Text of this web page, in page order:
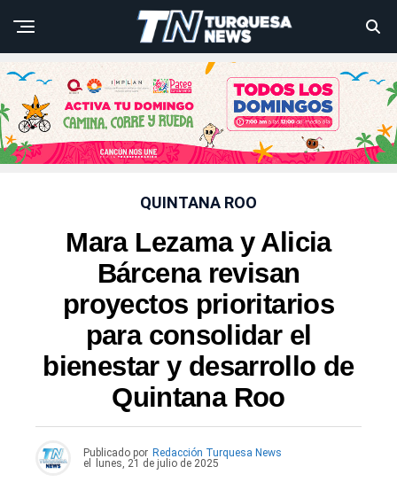
QUINTANA ROO
Mara Lezama y Alicia
Bárcena revisan
proyectos prioritarios
para consolidar el
bienestar y desarrollo de
Quintana Roo
Publicado por Redacción Turquesa News
el
lunes, 21 de julio de 2025